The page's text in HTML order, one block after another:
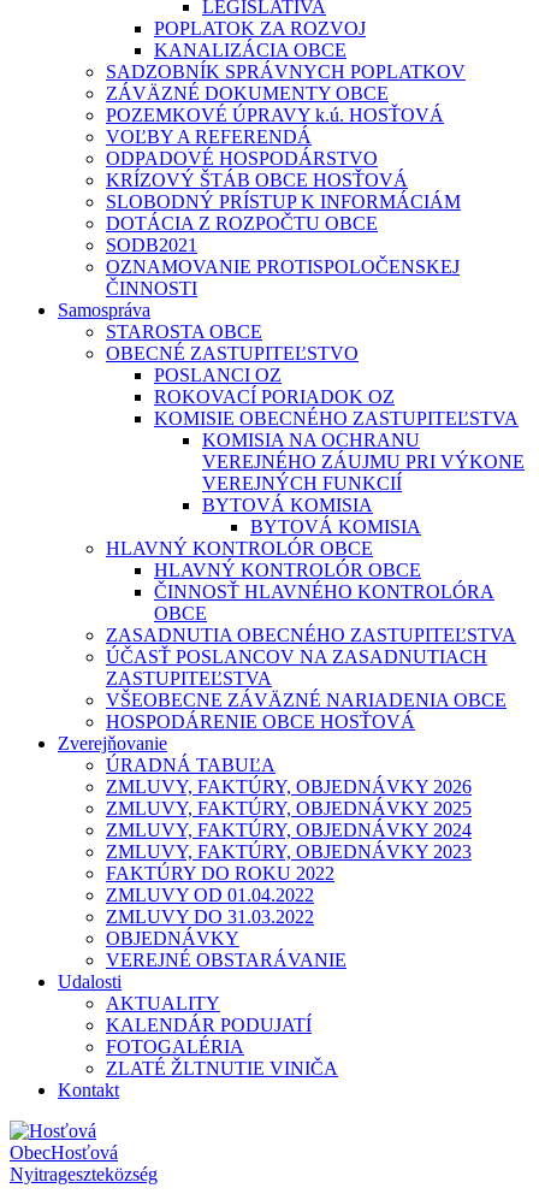
LEGISLATÍVA
POPLATOK ZA ROZVOJ
KANALIZÁCIA OBCE
SADZOBNÍK SPRÁVNYCH POPLATKOV
ZÁVÄZNÉ DOKUMENTY OBCE
POZEMKOVÉ ÚPRAVY k.ú. HOSŤOVÁ
VOĽBY A REFERENDÁ
ODPADOVÉ HOSPODÁRSTVO
KRÍZOVÝ ŠTÁB OBCE HOSŤOVÁ
SLOBODNÝ PRÍSTUP K INFORMÁCIÁM
DOTÁCIA Z ROZPOČTU OBCE
SODB2021
OZNAMOVANIE PROTISPOLOČENSKEJ
ČINNOSTI
Samospráva
STAROSTA OBCE
OBECNÉ ZASTUPITEĽSTVO
POSLANCI OZ
ROKOVACÍ PORIADOK OZ
KOMISIE OBECNÉHO ZASTUPITEĽSTVA
KOMISIA NA OCHRANU
VEREJNÉHO ZÁUJMU PRI VÝKONE
VEREJNÝCH FUNKCIÍ
BYTOVÁ KOMISIA
BYTOVÁ KOMISIA
HLAVNÝ KONTROLÓR OBCE
HLAVNÝ KONTROLÓR OBCE
ČINNOSŤ HLAVNÉHO KONTROLÓRA
OBCE
ZASADNUTIA OBECNÉHO ZASTUPITEĽSTVA
ÚČASŤ POSLANCOV NA ZASADNUTIACH
ZASTUPITEĽSTVA
VŠEOBECNE ZÁVÄZNÉ NARIADENIA OBCE
HOSPODÁRENIE OBCE HOSŤOVÁ
Zverejňovanie
ÚRADNÁ TABUĽA
ZMLUVY, FAKTÚRY, OBJEDNÁVKY 2026
ZMLUVY, FAKTÚRY, OBJEDNÁVKY 2025
ZMLUVY, FAKTÚRY, OBJEDNÁVKY 2024
ZMLUVY, FAKTÚRY, OBJEDNÁVKY 2023
FAKTÚRY DO ROKU 2022
ZMLUVY OD 01.04.2022
ZMLUVY DO 31.03.2022
OBJEDNÁVKY
VEREJNÉ OBSTARÁVANIE
Udalosti
AKTUALITY
KALENDÁR PODUJATÍ
FOTOGALÉRIA
ZLATÉ ŽLTNUTIE VINIČA
Kontakt
ObecHosťová
Nyitrageszteközség